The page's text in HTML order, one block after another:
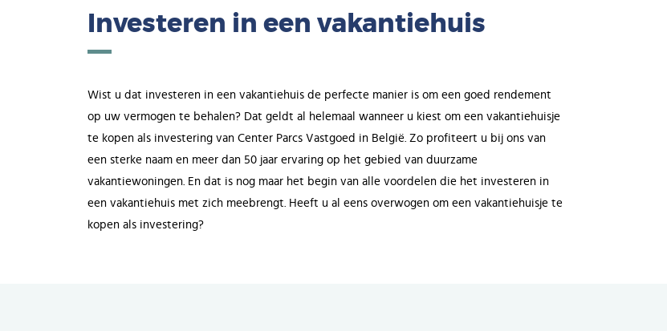
Investeren in een vakantiehuis
Wist u dat investeren in een vakantiehuis de perfecte manier is om een goed rendement
op uw vermogen te behalen? Dat geldt al helemaal wanneer u kiest om een vakantiehuisje
te kopen als investering van Center Parcs Vastgoed in België. Zo profiteert u bij ons van
een sterke naam en meer dan 50 jaar ervaring op het gebied van duurzame
vakantiewoningen. En dat is nog maar het begin van alle voordelen die het investeren in
een vakantiehuis met zich meebrengt. Heeft u al eens overwogen om een vakantiehuisje te
kopen als investering?